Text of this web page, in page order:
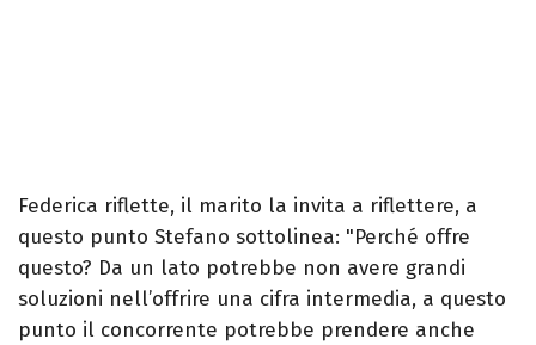
Federica riflette, il marito la invita a riflettere, a
questo punto Stefano sottolinea: "Perché offre
questo? Da un lato potrebbe non avere grandi
soluzioni nell’offrire una cifra intermedia, a questo
punto il concorrente potrebbe prendere anche